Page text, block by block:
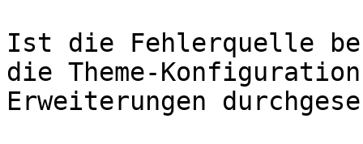
Ist die Fehlerquelle
die Theme-
Erweiterungen